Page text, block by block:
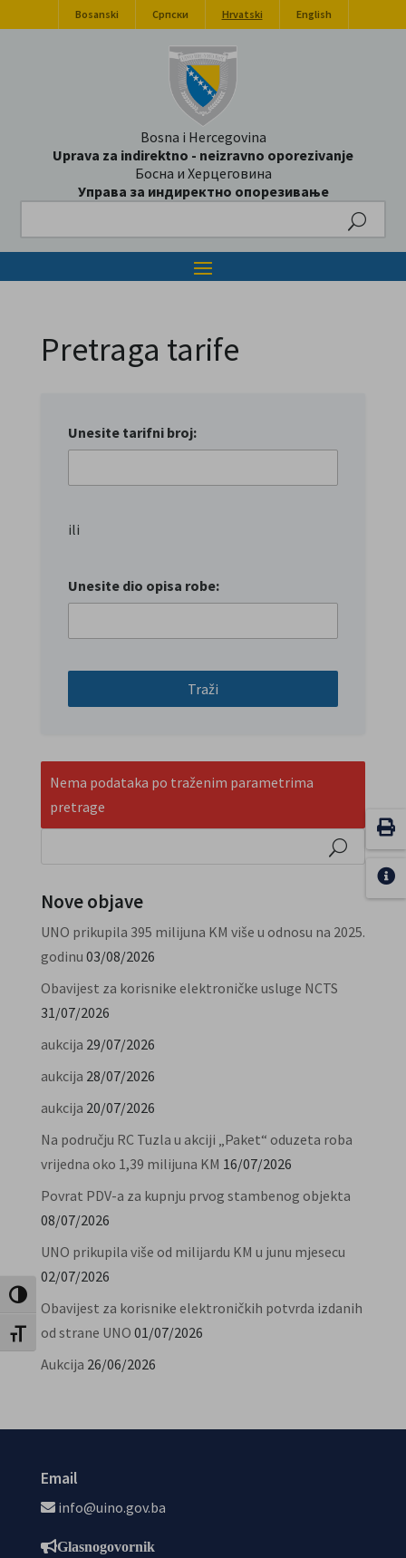
Uključi / isključi visoki kontrast
Uključi / isključi veličinu fonta
Bosanski Српски Hrvatski English
Bosna i Hercegovina
Uprava za indirektno - neizravno oporezivanje
Босна и Херцеговина
Управа за индиректно опорезивање
Pretraga tarife
Unesite tarifni broj:
ili
Unesite dio opisa robe:
Traži
Nema podataka po traženim parametrima
pretrage
Nove objave
UNO prikupila 395 milijuna KM više u odnosu na 2025.
godinu 03/08/2026
Obavijest za korisnike elektroničke usluge NCTS
31/07/2026
aukcija 29/07/2026
aukcija 28/07/2026
aukcija 20/07/2026
Na području RC Tuzla u akciji „Paket“ oduzeta roba
vrijedna oko 1,39 milijuna KM 16/07/2026
Povrat PDV-a za kupnju prvog stambenog objekta
08/07/2026
UNO prikupila više od milijardu KM u junu mjesecu
02/07/2026
Obavijest za korisnike elektroničkih potvrda izdanih
od strane UNO 01/07/2026
Aukcija 26/06/2026
Email
info@uino.gov.ba
Glasnogovornik